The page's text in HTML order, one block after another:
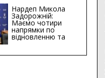
Хіба...
Нардеп Микола
Задорожній:
Маємо чотири
напрямки по
відновленню та
будівництву
інфраструктури